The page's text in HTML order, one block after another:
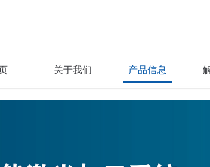
关于我们 产品信息